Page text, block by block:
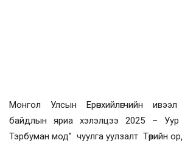
Монгол Улсын Ерөнхийлөгчийн
байдлын яриа хэлэлцээ 2025 – Уур
Тэрбуман мод” чуулга уулзалт Төрийн